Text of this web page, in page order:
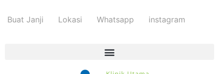
Buat Janji Lokasi Whatsapp instagram